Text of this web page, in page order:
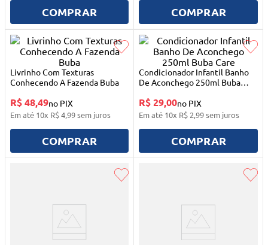
COMPRAR COMPRAR
Livrinho Com Texturas
Conhecendo A Fazenda Buba
R$ 48,49no PIX
Em até 10x R$4,99sem juros
COMPRAR
Condicionador Infantil Banho
De Aconchego 250ml Buba
R$ 29,00no PIX
Em até 10x R$ 2,99sem juros
COMPRAR